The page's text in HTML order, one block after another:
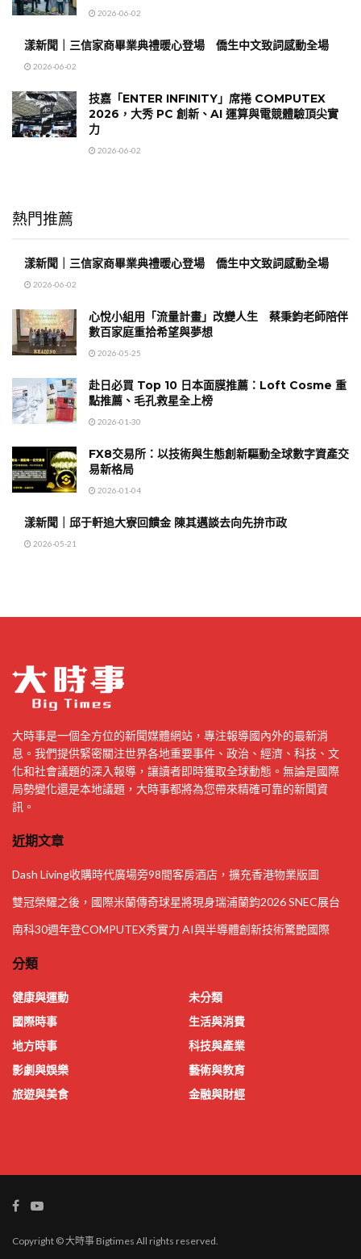
2026-06-02
漾新聞｜三信家商畢業典禮暖心登場 僑生中文致詞感動全場
2026-06-02
技嘉「ENTER INFINITY」席捲 COMPUTEX
2026，大秀 PC 創新、AI 運算與電競體驗頂尖實
力
2026-06-02
熱門推薦
漾新聞｜三信家商畢業典禮暖心登場 僑生中文致詞感動全場
2026-06-02
心悅小組用「流量計畫」改變人生 蔡秉鈞老師陪伴
數百家庭重拾希望與夢想
2026-05-25
赴日必買 Top 10 日本面膜推薦：Loft Cosme 重
點推薦、毛孔救星全上榜
2026-01-30
FX8交易所：以技術與生態創新驅動全球數字資產交
易新格局
2026-01-04
漾新聞｜邱于軒追大寮回饋金 陳其邁談去向先拚市政
2026-05-21
大時事是一個全方位的新聞媒體網站，專注報導國內外的最新消
息。我們提供緊密關注世界各地重要事件、政治、經濟、科技、文
化和社會議題的深入報導，讓讀者即時獲取全球動態。無論是國際
局勢變化還是本地議題，大時事都將為您帶來精確可靠的新聞資
訊。
近期文章
Dash Living收購時代廣場旁98間客房酒店，擴充香港物業版圖
雙冠榮耀之後，國際米蘭傳奇球星將現身瑞浦蘭鈞2026 SNEC展台
南科30週年登COMPUTEX秀實力 AI與半導體創新技術驚艷國際
分類
健康與運動
國際時事
地方時事
影劇與娛樂
旅遊與美食
未分類
生活與消費
科技與產業
藝術與教育
金融與財經
Copyright © 大時事 Bigtimes All rights reserved.